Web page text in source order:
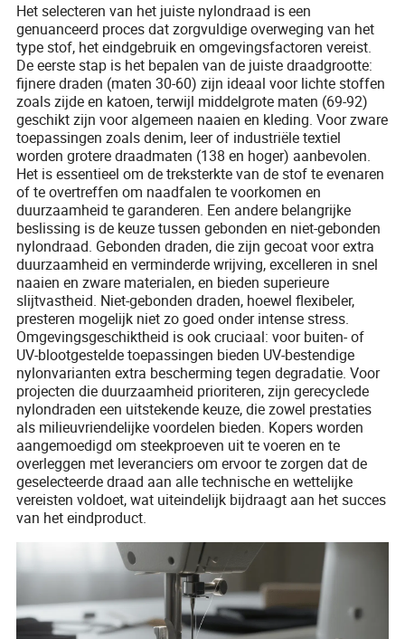
Het selecteren van het juiste nylondraad is een
genuanceerd proces dat zorgvuldige overweging van het
type stof, het eindgebruik en omgevingsfactoren vereist.
De eerste stap is het bepalen van de juiste draadgrootte:
fijnere draden (maten 30-60) zijn ideaal voor lichte stoffen
zoals zijde en katoen, terwijl middelgrote maten (69-92)
geschikt zijn voor algemeen naaien en kleding. Voor zware
toepassingen zoals denim, leer of industriële textiel
worden grotere draadmaten (138 en hoger) aanbevolen.
Het is essentieel om de treksterkte van de stof te evenaren
of te overtreffen om naadfalen te voorkomen en
duurzaamheid te garanderen. Een andere belangrijke
beslissing is de keuze tussen gebonden en niet-gebonden
nylondraad. Gebonden draden, die zijn gecoat voor extra
duurzaamheid en verminderde wrijving, excelleren in snel
naaien en zware materialen, en bieden superieure
slijtvastheid. Niet-gebonden draden, hoewel flexibeler,
presteren mogelijk niet zo goed onder intense stress.
Omgevingsgeschiktheid is ook cruciaal: voor buiten- of
UV-blootgestelde toepassingen bieden UV-bestendige
nylonvarianten extra bescherming tegen degradatie. Voor
projecten die duurzaamheid prioriteren, zijn gerecyclede
nylondraden een uitstekende keuze, die zowel prestaties
als milieuvriendelijke voordelen bieden. Kopers worden
aangemoedigd om steekproeven uit te voeren en te
overleggen met leveranciers om ervoor te zorgen dat de
geselecteerde draad aan alle technische en wettelijke
vereisten voldoet, wat uiteindelijk bijdraagt aan het succes
van het eindproduct.